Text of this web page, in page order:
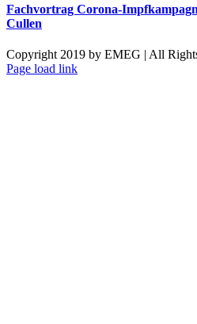
Fachvortrag Corona-
Cullen
Copyright 2019 by EMEG | All
Facebook
X
Instagram
LinkedIn
Xing
Pinterest
Vk
Toggle
Page load link